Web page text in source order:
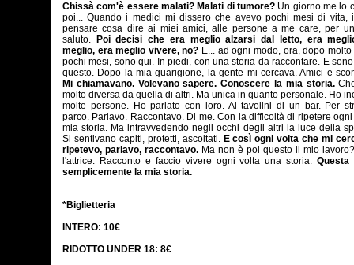
Chissà com'è essere malati? Malati di tumore? Un giorno me lo
poi... Quando i medici mi dissero che avevo pochi mesi di vita,
pensare cosa dire ai miei amici, alle persone a me care, per
saluto.
Poi decisi che era meglio alzarsi dal letto, era
meglio, era meglio vivere, no? E... ad ogni modo, ora, dopo
pochi mesi, sono qui. In piedi, con una storia da raccontare. E
questo. Dopo la mia guarigione, la gente mi cercava. Amici e
Mi chiamavano. Volevano sapere. Conoscere la mia storia.
molto diversa da quella di altri. Ma unica in quanto personale. Ho
molte persone. Ho parlato con loro. Ai tavolini di un bar. Per
parco. Parlavo. Raccontavo. Di me. Con la difficoltà di ripetere
mia storia. Ma intravvedendo negli occhi degli altri la luce della
Si sentivano capiti, protetti, ascoltati. E così ogni volta che mi
ripetevo, parlavo, raccontavo. Ma non è poi questo il mio
l'attrice. Racconto e faccio vivere ogni volta una storia.Questa
semplicemente la mia storia.
*Biglietteria
INTERO: 10€
RIDOTTO UNDER 18: 8€